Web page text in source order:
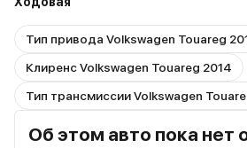
Тип привода Volkswagen Touareg
Клиренс Volkswagen Touareg 2014
Тип трансмиссии Volkswagen
Об этом авто пока нет